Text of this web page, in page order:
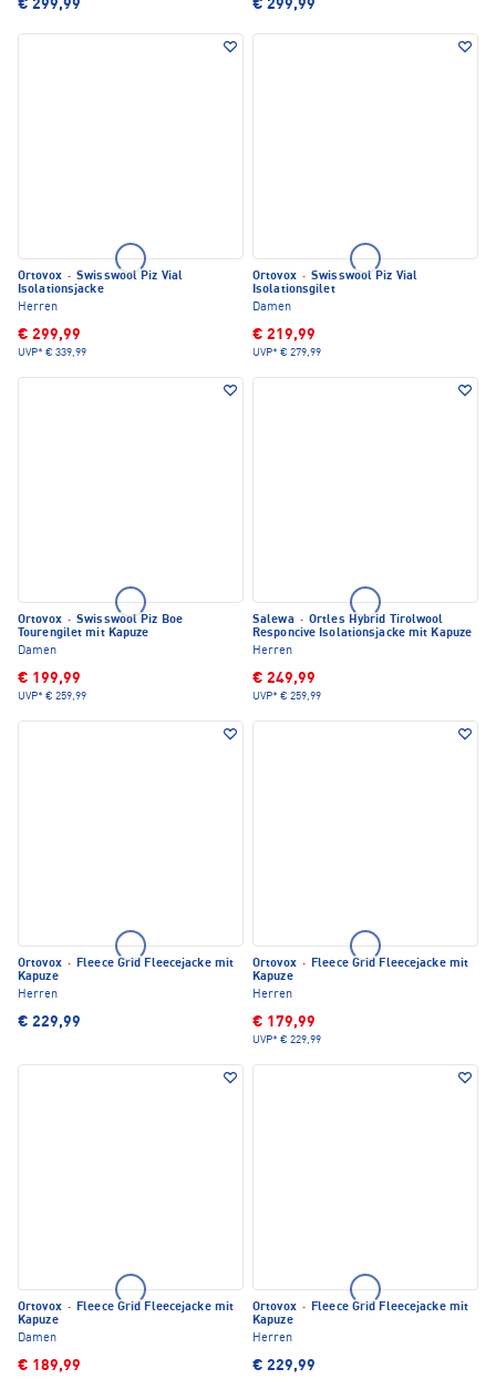
€ 299,99 € 299,99
Ortovox · Swisswool Piz Vial
Isolationsjacke
Herren
€ 299,99
UVP* € 339,99
Ortovox · Swisswool Piz Vial
Isolationsgilet
Damen
€ 219,99
UVP* € 279,99
Ortovox · Swisswool Piz Boe
Tourengilet mit Kapuze
Damen
€ 199,99
UVP* € 259,99
Salewa · Ortles Hybrid Tirolwool
Responcive Isolationsjacke mit Kapuze
Herren
€ 249,99
UVP* € 259,99
Ortovox · Fleece Grid Fleecejacke mit
Kapuze
Herren
€ 229,99
Ortovox · Fleece Grid Fleecejacke mit
Kapuze
Herren
€ 179,99
UVP* € 229,99
Ortovox · Fleece Grid Fleecejacke mit
Kapuze
Damen
€ 189,99
Ortovox · Fleece Grid Fleecejacke mit
Kapuze
Herren
€ 229,99